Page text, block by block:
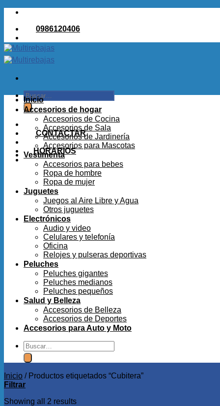
Saltar
contenido0986120406
Buscar
por:
CONTACTAR
HORARIOS
Inicio
Accesorios de hogar
Accesorios de Cocina
Accesorios de Sala
Accesorios de Jardinería
Accesorios para Mascotas
Vestimenta
Accesorios para bebes
Ropa de hombre
Ropa de mujer
Juguetes
Juegos al Aire Libre y Agua
Otros juguetes
Electrónicos
Audio y video
Celulares y telefonía
Oficina
Relojes y pulseras deportivas
Peluches
Peluches gigantes
Peluches medianos
Peluches pequeños
Salud y Belleza
Accesorios de Belleza
Accesorios de Deportes
Accesorios para Auto y Moto
Buscar
por:
Inicio /Productos etiquetados “Cubitera”
Filtrar
Showing all 2 results